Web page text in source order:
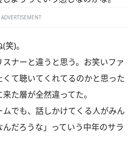
ADVERTISEMENT
)。
ナーと違うと思う。お笑いファ
て聴いてくれてるのかと思った
た層が全然違ってた。
でも、話しかけてくる人がみん
だろうな」っていう中年のサラ